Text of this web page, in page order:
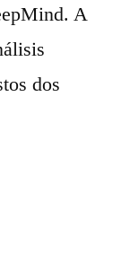
A
dos